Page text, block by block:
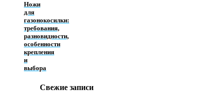
Ножи
для
газонокосилки:
требования,
разновидности,
особенности
крепления
и
выбора
Свежие записи